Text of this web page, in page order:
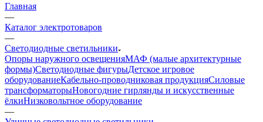
Главная
—
Каталог электротоваров
—
Светодиодные светильники
Опоры наружного освещенияМАФ (малые архитектурные
формы)Светодиодные фигурыДетское игровое
оборудованиеКабельно-проводниковая продукцияСиловые
трансформаторыНовогодние гирлянды и искусственные
ёлкиНизковольтное оборудование
—